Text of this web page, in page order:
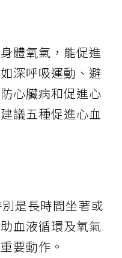
體氧氣，能促進
深呼吸運動、避
心臟病和促進心
議五種促進心血
是長時間坐著或
血液循環及氧氣
要動作。